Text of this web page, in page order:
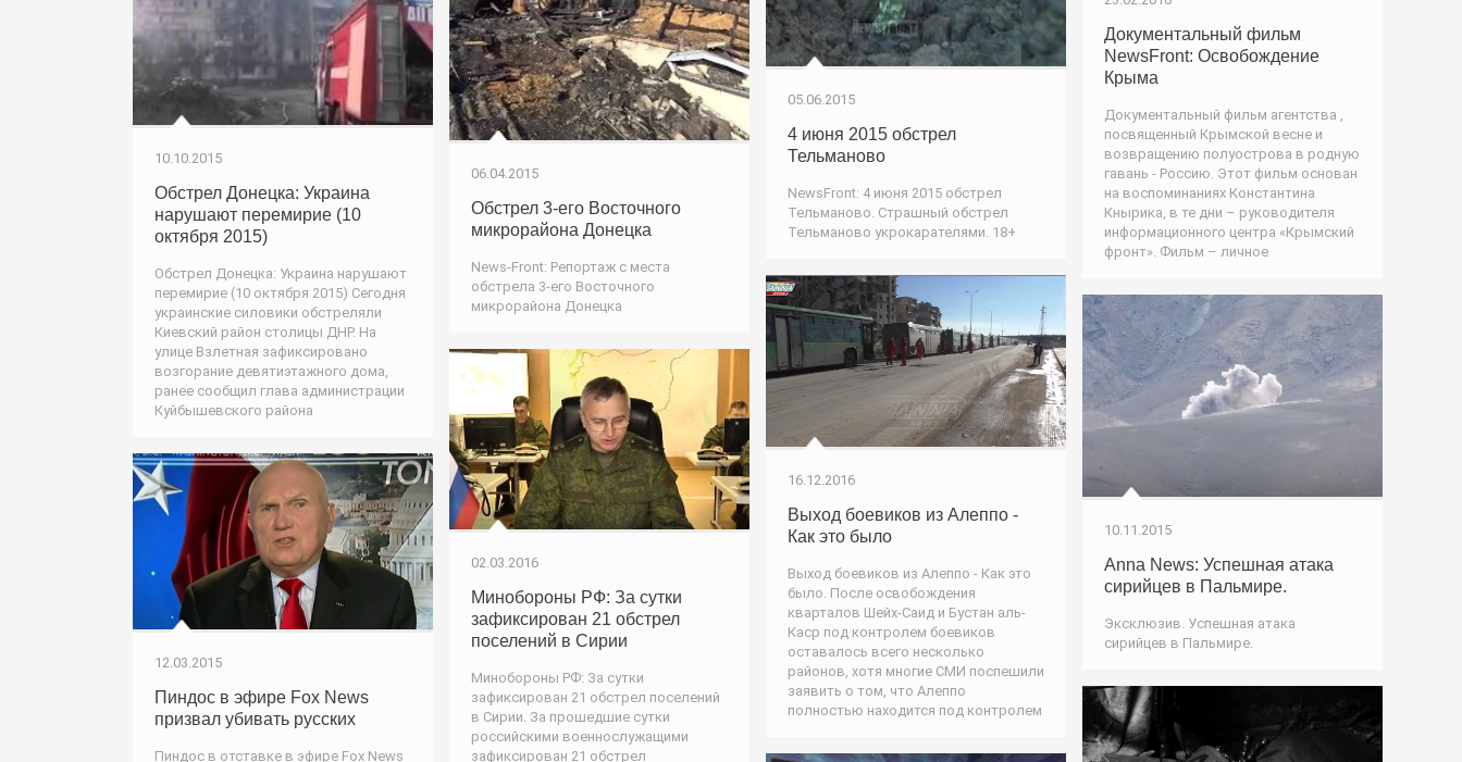
Документальный фильм
NewsFront: Освобождение
Крыма
Документальный фильм агентства ,
посвященный Крымской весне и
возвращению полуострова в родную
гавань - Россию. Этот фильм основан
на воспоминаниях Константина
Кнырика, в те дни – руководителя
информационного центра «Крымский
фронт». Фильм – личное
05.06.2015
4 июня 2015 обстрел
Тельманово
NewsFront: 4 июня 2015 обстрел
Тельманово. Страшный обстрел
Тельманово укрокарателями. 18+
10.10.2015
Обстрел Донецка: Украина
нарушают перемирие (10
октября 2015)
Обстрел Донецка: Украина нарушают
перемирие (10 октября 2015) Сегодня
украинские силовики обстреляли
Киевский район столицы ДНР. На
улице Взлетная зафиксировано
возгорание девятиэтажного дома,
ранее сообщил глава администрации
Куйбышевского района
06.04.2015
Обстрел 3-его Восточного
микрорайона Донецка
News-Front: Репортаж с места
обстрела 3-его Восточного
микрорайона Донецка
16.12.2016
Выход боевиков из Алеппо -
Как это было
Выход боевиков из Алеппо - Как это
было. После освобождения
кварталов Шейх-Саид и Бустан аль-
Каср под контролем боевиков
оставалось всего несколько
районов, хотя многие СМИ поспешили
заявить о том, что Алеппо
полностью находится под контролем
10.11.2015
Anna News: Успешная атака
сирийцев в Пальмире.
Эксклюзив. Успешная атака
сирийцев в Пальмире.
02.03.2016
Минобороны РФ: За сутки
зафиксирован 21 обстрел
поселений в Сирии
Минобороны РФ: За сутки
зафиксирован 21 обстрел поселений
в Сирии. За прошедшие сутки
российскими военнослужащими
зафиксирован 21 обстрел
12.03.2015
Пиндос в эфире Fox News
призвал убивать русских
Пиндос в отставке в эфире Fox News